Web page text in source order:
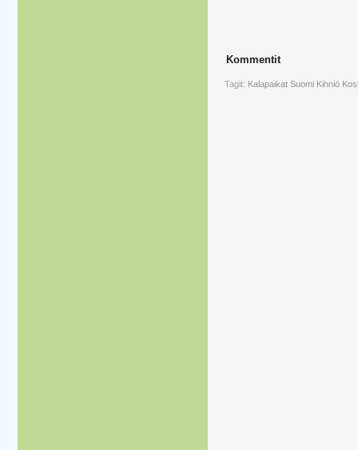
Kommentit
Tagit: Kalapaikat Suomi Kihniö